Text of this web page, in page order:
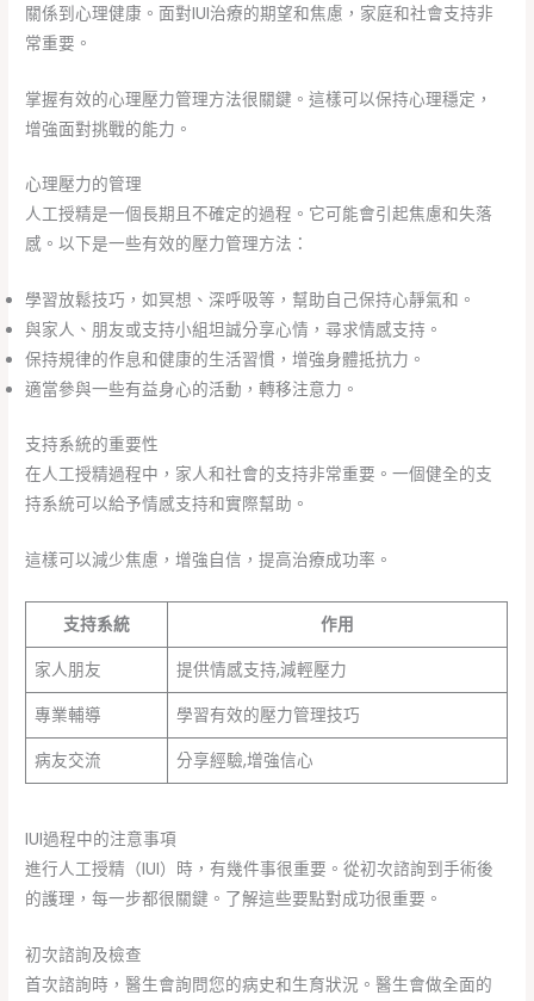
關係到心理健康。面對IUI治療的期望和焦慮，家庭和社會支持非
常重要。
掌握有效的心理壓力管理方法很關鍵。這樣可以保持心理穩定，
增強面對挑戰的能力。
心理壓力的管理
人工授精是一個長期且不確定的過程。它可能會引起焦慮和失落
感。以下是一些有效的壓力管理方法：
學習放鬆技巧，如冥想、深呼吸等，幫助自己保持心靜氣和。
與家人、朋友或支持小組坦誠分享心情，尋求情感支持。
保持規律的作息和健康的生活習慣，增強身體抵抗力。
適當參與一些有益身心的活動，轉移注意力。
支持系統的重要性
在人工授精過程中，家人和社會的支持非常重要。一個健全的支
持系統可以給予情感支持和實際幫助。
這樣可以減少焦慮，增強自信，提高治療成功率。
支持系統
作用
家人朋友
提供情感支持,減輕壓力
專業輔導
學習有效的壓力管理技巧
病友交流
分享經驗,增強信心
IUI過程中的注意事項
進行人工授精（IUI）時，有幾件事很重要。從初次諮詢到手術後
的護理，每一步都很關鍵。了解這些要點對成功很重要。
初次諮詢及檢查
首次諮詢時，醫生會詢問您的病史和生育狀況。醫生會做全面的